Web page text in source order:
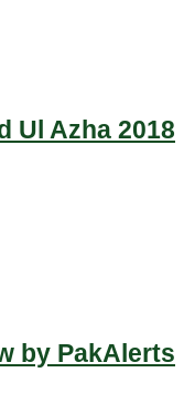
Ul Azha 2018
by PakAlerts